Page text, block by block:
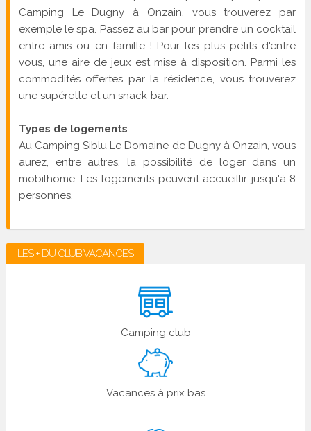
Camping Le Dugny à Onzain, vous trouverez par
exemple le spa. Passez au bar pour prendre un cocktail
entre amis ou en famille ! Pour les plus petits d'entre
vous, une aire de jeux est mise à disposition. Parmi les
commodités offertes par la résidence, vous trouverez
une supérette et un snack-bar.
Types de logements
Au Camping Siblu Le Domaine de Dugny à Onzain, vous
aurez, entre autres, la possibilité de loger dans un
mobilhome. Les logements peuvent accueillir jusqu'à 8
personnes.
LES + DU CLUB VACANCES
Camping club
Vacances à prix bas